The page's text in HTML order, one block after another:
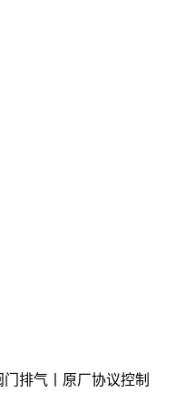
排气丨原厂协议控制